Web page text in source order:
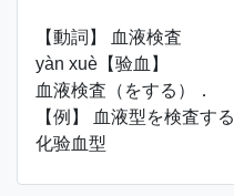
【動詞】 血液検査
yàn xuè【验血】
血液検査（をする）．
【例】 血液型を検査する
化验血型